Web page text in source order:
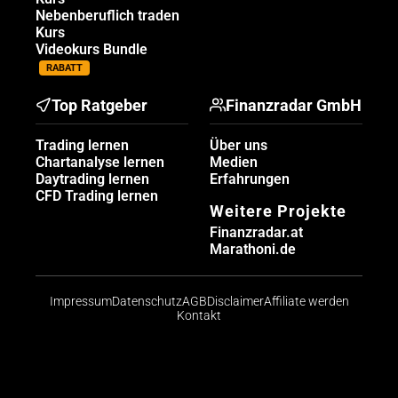
Nebenberuflich traden
Kurs
Videokurs Bundle
RABATT
Top Ratgeber
Trading lernen
Chartanalyse lernen
Daytrading lernen
CFD Trading lernen
Finanzradar GmbH
Über uns
Medien
Erfahrungen
Weitere Projekte
Finanzradar.at
Marathoni.de
ImpressumDatenschutzAGBDisclaimerAffiliate werden
Kontakt